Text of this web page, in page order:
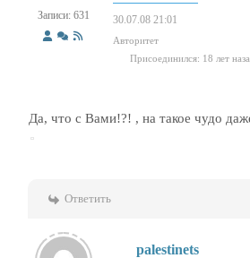
Записи: 631 30.07.08 21:01
Авторитет
Присоединился: 18 лет
Да, что с Вами!?! , на такое чудо
Ответить
palestinets